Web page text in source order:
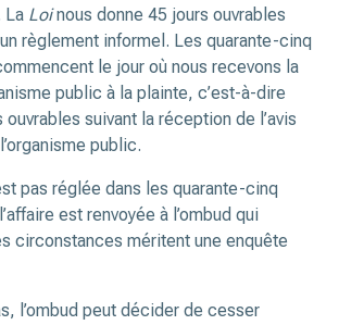
La Loinous donne 45 jours ouvrables
règlement informel. Les quarante-cinq
le jour où nous recevons la
public à la plainte, c’est-à-dire
suivant la réception de l’avis
public.
pas réglée dans les quarante-cinq
est renvoyée à l’ombud qui
circonstances méritent une enquête
l’ombud peut décider de cesser